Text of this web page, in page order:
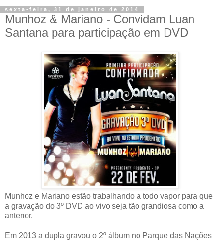
sexta-feira, 31 de janeiro de 2014
Munhoz & Mariano - Convidam Luan
Santana para participação em DVD
Munhoz e Mariano estão trabalhando a todo vapor para que
a gravação do 3º DVD ao vivo seja tão grandiosa como a
anterior.
Em 2013 a dupla gravou o 2º álbum no Parque das Nações